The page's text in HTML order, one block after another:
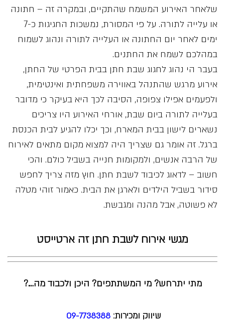
שלאחר האירוע המשמח שהתקיים, ובמקרה זה – חתונה
או עלייה לתורה. על פי המסורת, נמשכות החגיגות כ-7
ימים לאחר יום החתונה או העלייה לתורה ונהוג לשמוח
במהלכם לשמח את החתנים.
בעבר הי נהוג לחגוג שבת חתן בבית הפרטי של החתן,
אירוע מרגש שהתנהל באווירה משפחתית ואינטימית,
ולפעמים אפילו צפופה, הסיבה לכך היא בעיקר כי מדובר
בעלייה לתורה ביום שבת, אורחי האירוע היו צריכים
נשארים לישון בבית המארח, וכך יכלו להגיע לבית הכנסת
ברגל. זה אומר גם שצריך היה למצוא מקום מתאים לאירוח
של הרבה אנשים, ולמקומות חנייה בשביל כולם. והכי
חשוב – לדאוג לכיבוד לשבת חתן. חוץ מזה צריך לחפש
סידור בשביל הילדים ולארגן את הבית. כאמור זוהי מטלה
לא פשוטה, אבל מהנה ומגבשת.
מגשי אירוח לשבת חתן זה ארטייסט
מתי יתרחש? מי המשתתפים? היכן ולכבוד מה….?
שיווק ומכירות: 09-7738388